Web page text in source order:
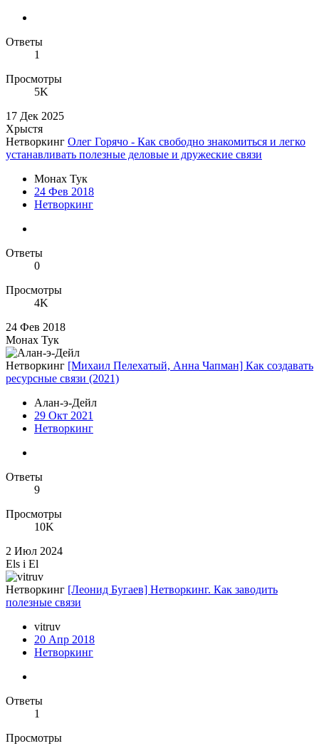
Ответы
1
Просмотры
5K
17 Дек 2025
Хрыстя
Нетворкинг Олег Горячо - Как свободно знакомиться и легко
устанавливать полезные деловые и дружеские связи
Монах Тук
24 Фев 2018
Нетворкинг
Ответы
0
Просмотры
4K
24 Фев 2018
Монах Тук
Нетворкинг [Михаил Пелехатый, Анна Чапман] Как создавать
ресурсные связи (2021)
Алан-э-Дейл
29 Окт 2021
Нетворкинг
Ответы
9
Просмотры
10K
2 Июл 2024
Els i El
Нетворкинг [Леонид Бугаев] Нетворкинг. Как заводить
полезные связи
vitruv
20 Апр 2018
Нетворкинг
Ответы
1
Просмотры